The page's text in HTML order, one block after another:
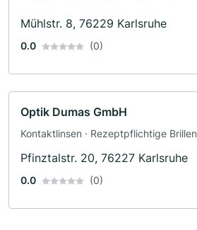
Mühlstr. 8, 76229 Karlsruhe
0.0 (0)
Optik Dumas GmbH
Kontaktlinsen · Rezeptpflichtige Brillen
Pfinztalstr. 20, 76227 Karlsruhe
0.0 (0)